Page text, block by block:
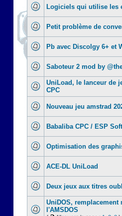
Logiciels qui utilise les
Petit problème de
Pb avec Discolgy 6+ et
Saboteur 2 mod by
UniLoad, le lanceur de
CPC
Nouveau jeu amstrad
Babaliba CPC / ESP Soft
Optimisation des
ACE-DL UniLoad
Deux jeux aux titres
UniDOS,
l'AMSDOS